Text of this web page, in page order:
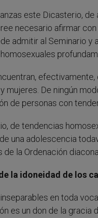
este Dicasterio,
necesario afirmar
admitir al Seminario y
mujeres. De ningún
de personas con
de tendencias
una adolescencia
la Ordenación
la idoneidad de los
en toda
es un don de la gracia